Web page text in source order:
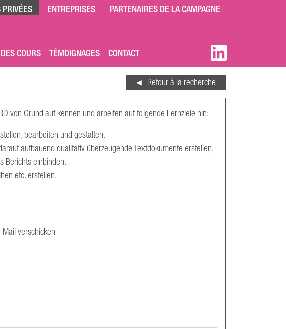
PRIVÉES ENTREPRISES PARTENAIRES DE LA CAMPAGNE
COURS TÉMOIGNAGES CONTACT
Retour à la recherche
von Grund auf kennen und arbeiten auf folgende Lernziele hin:
bearbeiten und gestalten.
aufbauend qualitativ überzeugende Textdokumente erstellen,
Berichts einbinden.
etc. erstellen.
verschicken